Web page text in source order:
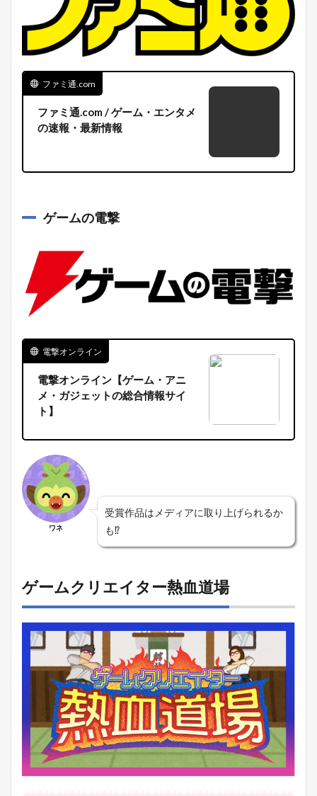
ファミ通.com
ファミ通.com / ゲーム・エンタメ
の速報・最新情報
ゲームの電撃
電撃オンライン
電撃オンライン【ゲーム・アニ
メ・ガジェットの総合情報サイ
ト】
ワネ
受賞作品はメディアに取り上げられるか
も⁉
ゲームクリエイター熱血道場